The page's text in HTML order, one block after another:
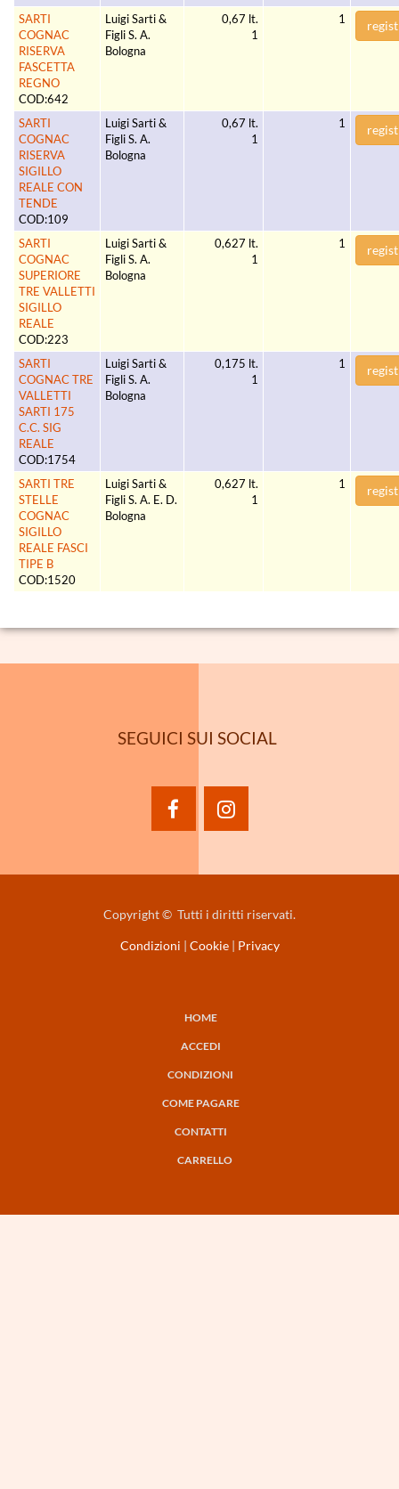
SARTI
COGNAC
RISERVA
FASCETTA
REGNO
COD:642
Luigi Sarti &
Figli S. A.
Bologna
0,67 lt.
1
1
SARTI
COGNAC
RISERVA
SIGILLO
REALE CON
TENDE
COD:109
Luigi Sarti &
Figli S. A.
Bologna
0,67 lt.
1
1
SARTI
COGNAC
SUPERIORE
TRE VALLETTI
SIGILLO
REALE
COD:223
Luigi Sarti &
Figli S. A.
Bologna
0,627 lt.
1
1
SARTI
COGNAC TRE
VALLETTI
SARTI 175
C.C. SIG
REALE
COD:1754
Luigi Sarti &
Figli S. A.
Bologna
0,175 lt.
1
1
SARTI TRE
STELLE
COGNAC
SIGILLO
REALE FASCI
TIPE B
COD:1520
Luigi Sarti &
Figli S. A. E. D.
Bologna
0,627 lt.
1
1
SEGUICI SUI SOCIAL
facebookinstagram
Copyright © Tutti i diritti riservati.
Condizioni | Cookie| Privacy
NAVIGAZIONE
HOME
ACCEDI
CONDIZIONI
COME PAGARE
CONTATTI
CARRELLO